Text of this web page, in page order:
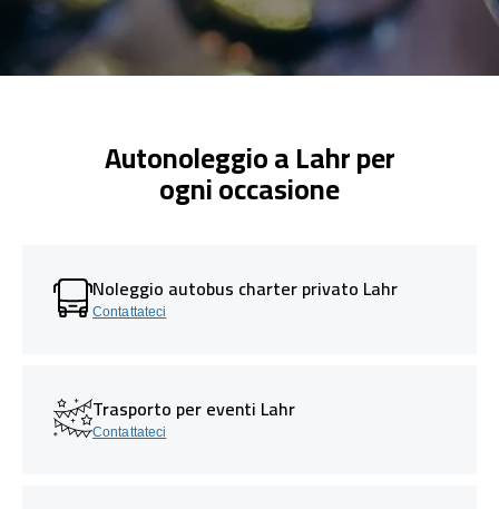
Autonoleggio a Lahr per
ogni occasione
Noleggio autobus charter privato Lahr
Contattateci
Trasporto per eventi Lahr
Contattateci